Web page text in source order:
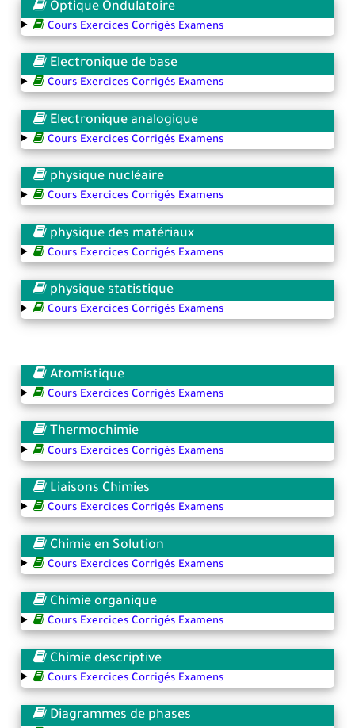
Optique Ondulatoire
Cours Exercices Corrigés Examens
Electronique de base
Cours Exercices Corrigés Examens
Electronique analogique
Cours Exercices Corrigés Examens
physique nucléaire
Cours Exercices Corrigés Examens
physique des matériaux
Cours Exercices Corrigés Examens
physique statistique
Cours Exercices Corrigés Examens
Atomistique
Cours Exercices Corrigés Examens
Thermochimie
Cours Exercices Corrigés Examens
Liaisons Chimies
Cours Exercices Corrigés Examens
Chimie en Solution
Cours Exercices Corrigés Examens
Chimie organique
Cours Exercices Corrigés Examens
Chimie descriptive
Cours Exercices Corrigés Examens
Diagrammes de phases